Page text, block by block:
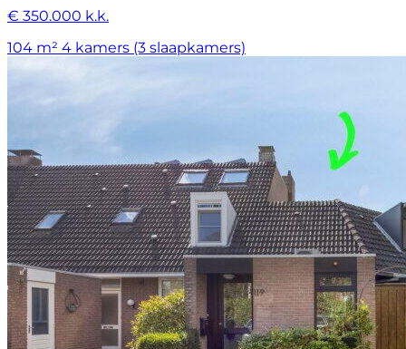
€ 350.000 k.k.
104 m² 4 kamers (3 slaapkamers)